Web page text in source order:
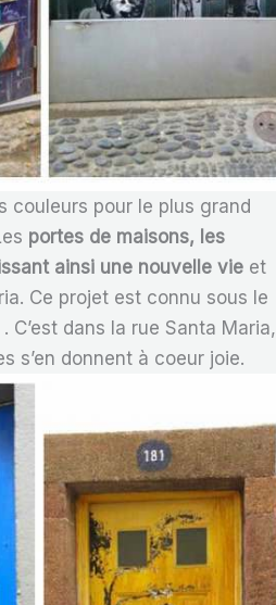
couleurs pour le plus grand
portes de maisons, les
ainsi une nouvelle vie et
Ce projet est connu sous le
. C’est dans la rue Santa Maria,
s’en donnent à coeur joie.